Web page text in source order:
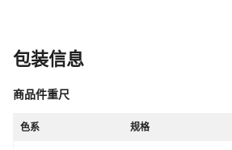
是否外贸
包装信息
商品件重尺
色系 规格